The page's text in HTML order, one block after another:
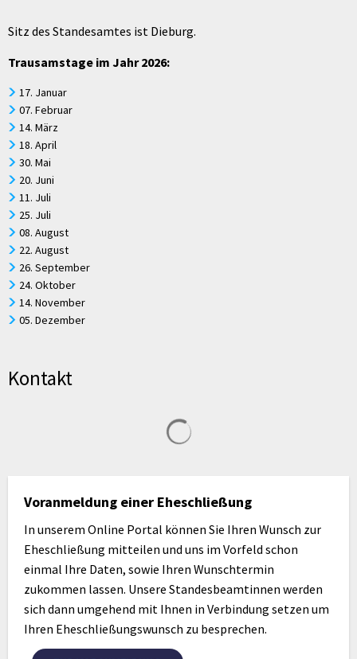
Sitz des Standesamtes ist Dieburg.
Trausamstage im Jahr 2026:
17. Januar
07. Februar
14. März
18. April
30. Mai
20. Juni
11. Juli
25. Juli
08. August
22. August
26. September
24. Oktober
14. November
05. Dezember
Kontakt
Voranmeldung einer Eheschließung
In unserem Online Portal können Sie Ihren Wunsch zur
Eheschließung mitteilen und uns im Vorfeld schon
einmal Ihre Daten, sowie Ihren Wunschtermin
zukommen lassen. Unsere Standesbeamtinnen werden
sich dann umgehend mit Ihnen in Verbindung setzen um
Ihren Eheschließungswunsch zu besprechen.